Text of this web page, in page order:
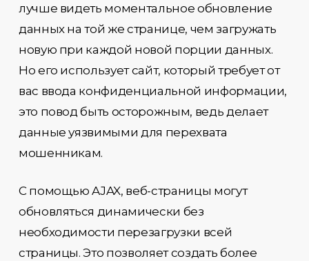
лучше видеть моментальное обновление
данных на той же странице, чем загружать
новую при каждой новой порции данных.
Но его использует сайт, который требует от
вас ввода конфиденциальной информации,
это повод быть осторожным, ведь делает
данные уязвимыми для перехвата
мошенникам.
С помощью AJAX, веб-страницы могут
обновляться динамически без
необходимости перезагрузки всей
страницы. Это позволяет создать более